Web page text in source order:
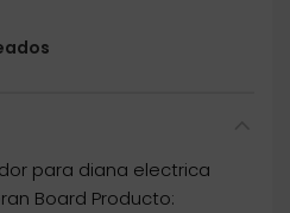
para diana electrica
Board Producto: